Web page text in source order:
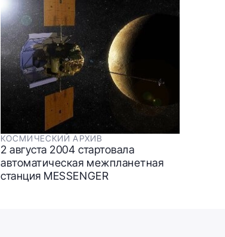
КОСМИЧЕСКИЙ АРХИВ
2 августа 2004 стартовала
автоматическая межпланетная
станция MESSENGER